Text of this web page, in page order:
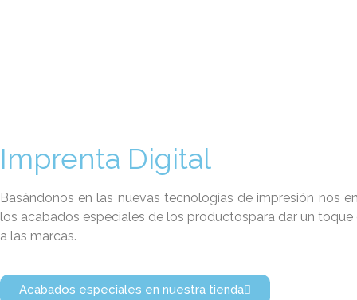
Imprenta Digital
Basándonos en las nuevas tecnologías de impresión nos
los acabados especiales de los productospara dar un toque
a las marcas.
Acabados especiales en nuestra tienda